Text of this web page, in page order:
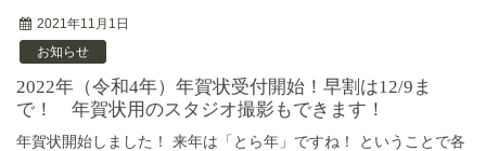
2021年11月1日
お知らせ
2022年（令和4年）年賀状受付開始！早割は12/9ま
で！ 年賀状用のスタジオ撮影もできます！
年賀状開始しました！ 来年は「とら年」ですね！ ということで各